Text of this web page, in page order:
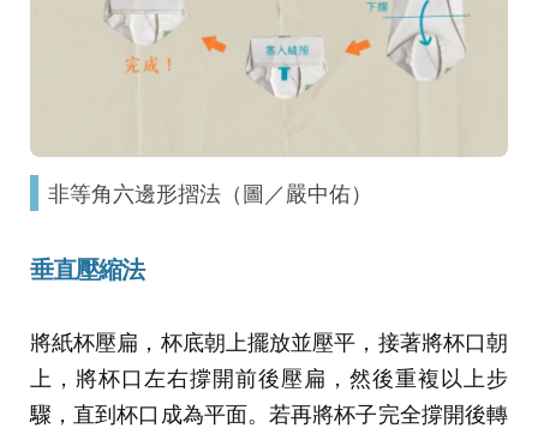
非等角六邊形摺法（圖／嚴中佑）
垂直壓縮法
將紙杯壓扁，杯底朝上擺放並壓平，接著將杯口朝
上，將杯口左右撐開前後壓扁，然後重複以上步
驟，直到杯口成為平面。若再將杯子完全撐開後轉